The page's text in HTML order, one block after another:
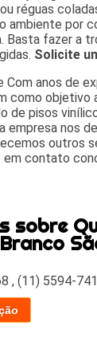
réguas
ambiente por
Basta fazer a
Solicite
anos de
como objetivo
de pisos
empresa nos
outros
em contato
sobre
,(11) 5594-